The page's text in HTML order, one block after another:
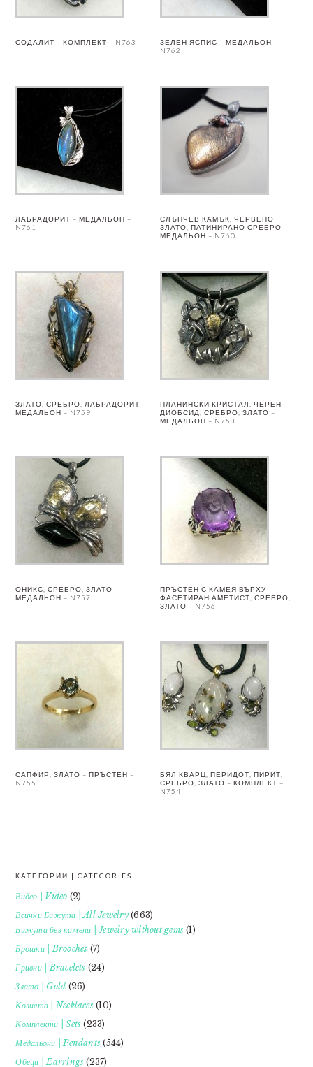
СОДАЛИТ – КОМПЛЕКТ – N763
ЗЕЛЕН ЯСПИС – МЕДАЛЬОН –
N762
ЛАБРАДОРИТ – МЕДАЛЬОН –
N761
СЛЪНЧЕВ КАМЪК, ЧЕРВЕНО
ЗЛАТО, ПАТИНИРАНО СРЕБРО –
МЕДАЛЬОН – N760
ЗЛАТО, СРЕБРО, ЛАБРАДОРИТ –
МЕДАЛЬОН – N759
ПЛАНИНСКИ КРИСТАЛ, ЧЕРЕН
ДИОБСИД, СРЕБРО, ЗЛАТО –
МЕДАЛЬОН – N758
ОНИКС, СРЕБРО, ЗЛАТО –
МЕДАЛЬОН – N757
ПРЪСТЕН С КАМЕЯ ВЪРХУ
ФАСЕТИРАН АМЕТИСТ, СРЕБРО,
ЗЛАТО – N756
САПФИР, ЗЛАТО – ПРЪСТЕН –
N755
БЯЛ КВАРЦ, ПЕРИДОТ, ПИРИТ,
СРЕБРО, ЗЛАТО – КОМПЛЕКТ –
N754
FOOTER
КАТЕГОРИИ | CATEGORIES
Видео | Video (2)
Всички Бижута | All Jewelry(663)
Бижута без камъни | Jewelry without gems (1)
Брошки | Brooches (7)
Гривни | Bracelets (24)
Злато | Gold (26)
Колиета | Necklaces(10)
Комплекти | Sets (233)
Медальони | Pendants (544)
Обеци | Earrings (237)